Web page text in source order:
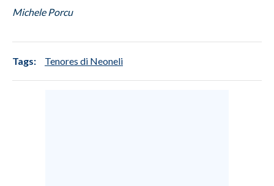
Michele Porcu
Tags: Tenores di Neoneli